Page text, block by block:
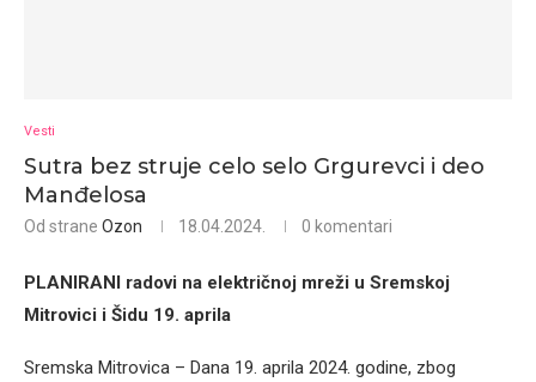
Vesti
Sutra bez struje celo selo Grgurevci i deo
Manđelosa
Od strane Ozon 18.04.2024. 0 komentari
PLANIRANI radovi na električnoj mreži u Sremskoj
Mitrovici i Šidu 19. aprila
Sremska Mitrovica – Dana 19. aprila 2024. godine, zbog